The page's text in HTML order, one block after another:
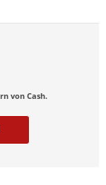
von Cash.